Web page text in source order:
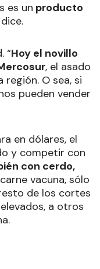
es un producto
“Hoy el novillo
, el asado
O sea, si
pueden vender
en dólares, el
y competir con
con cerdo,
vacuna, sólo
de los cortes
a otros